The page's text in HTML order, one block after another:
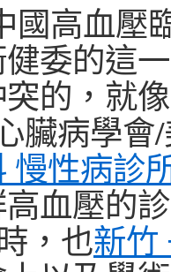
國高血壓
委的這
的，就
臟病學會
慢性病診
血壓的
，也新竹